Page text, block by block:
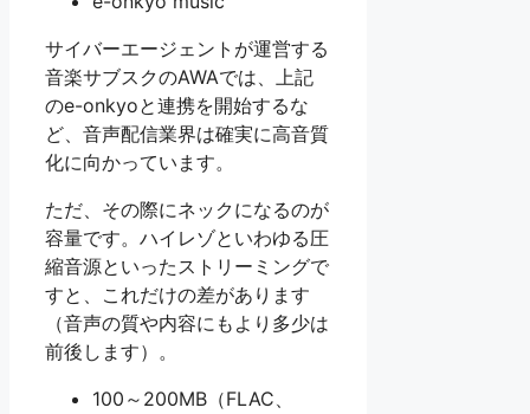
サイバーエージェントが運営する
音楽サブスクのAWAでは、上記
のe-onkyoと連携を開始するな
ど、音声配信業界は確実に高音質
化に向かっています。
ただ、その際にネックになるのが
容量です。ハイレゾといわゆる圧
縮音源といったストリーミングで
すと、これだけの差があります
（音声の質や内容にもより多少は
前後します）。
100～200MB（FLAC、